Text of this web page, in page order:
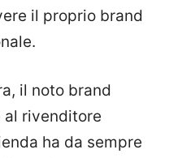
il proprio brand
il noto brand
al rivenditore
ha da sempre